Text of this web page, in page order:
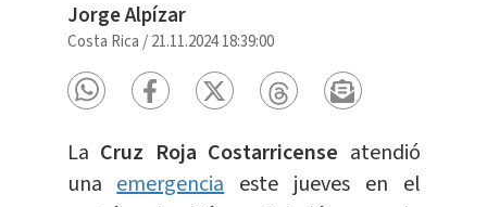
Jorge Alpízar
Costa Rica /21.11.2024 18:39:00
La Cruz Roja Costarricense atendió
unaemergenciaeste jueves en el